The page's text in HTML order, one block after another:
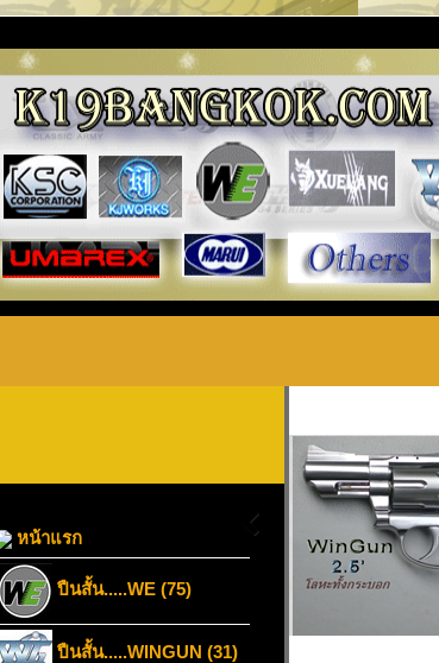
หน้าแรก
ปืนสั้น.....WE (75)
ปืนสั้น.....WINGUN (31)